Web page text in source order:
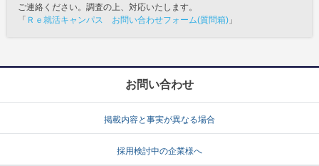
ご連絡ください。調査の上、対応いたします。
「 Ｒｅ就活キャンパス お問い合わせフォーム(質問箱) 」
お問い合わせ
掲載内容と事実が異なる場合
採用検討中の企業様へ